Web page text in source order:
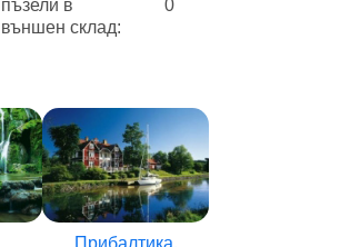
пъзели в
външен склад:
0
Прибалтика,